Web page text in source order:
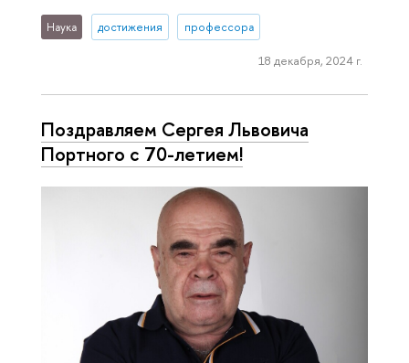
Наука достижения профессора
18 декабря, 2024 г.
Поздравляем Сергея Львовича
Портного с 70-летием!